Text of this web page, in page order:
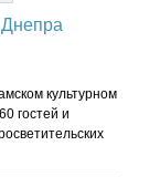
культурном
гостей и